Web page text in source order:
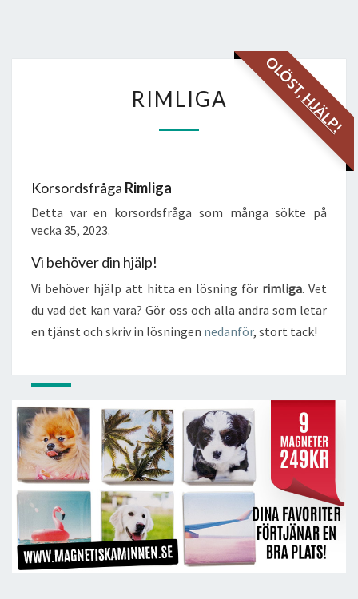
OLÖST,
HJÄLP!
RIMLIGA
Korsordsfråga Rimliga
Detta var en korsordsfråga som många sökte på
vecka 35, 2023.
Vi behöver din hjälp!
Vi behöver hjälp att hitta en lösning för rimliga. Vet
du vad det kan vara? Gör oss och alla andra som letar
en tjänst och skriv in lösningen nedanför, stort tack!